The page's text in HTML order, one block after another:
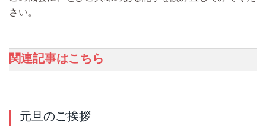
さい。
関連記事はこちら
元旦のご挨拶